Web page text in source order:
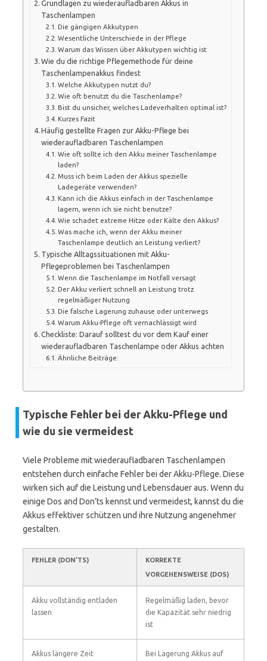
Grundlagen zu wiederaufladbaren Akkus in
Taschenlampen
Die gängigen Akkutypen
Wesentliche Unterschiede in der Pflege
Warum das Wissen über Akkutypen wichtig ist
Wie du die richtige Pflegemethode für deine
Taschenlampenakkus findest
Welche Akkutypen nutzt du?
Wie oft benutzt du die Taschenlampe?
Bist du unsicher, welches Ladeverhalten optimal ist?
Kurzes Fazit
Häufig gestellte Fragen zur Akku-Pflege bei
wiederaufladbaren Taschenlampen
Wie oft sollte ich den Akku meiner Taschenlampe
laden?
Muss ich beim Laden der Akkus spezielle
Ladegeräte verwenden?
Kann ich die Akkus einfach in der Taschenlampe
lagern, wenn ich sie nicht benutze?
Wie schadet extreme Hitze oder Kälte den Akkus?
Was mache ich, wenn der Akku meiner
Taschenlampe deutlich an Leistung verliert?
Typische Alltagssituationen mit Akku-
Pflegeproblemen bei Taschenlampen
Wenn die Taschenlampe im Notfall versagt
Der Akku verliert schnell an Leistung trotz
regelmäßiger Nutzung
Die falsche Lagerung zuhause oder unterwegs
Warum Akku-Pflege oft vernachlässigt wird
Checkliste: Darauf solltest du vor dem Kauf einer
wiederaufladbaren Taschenlampe oder Akkus achten
Ähnliche Beiträge:
Typische Fehler bei der Akku-Pflege und
wie du sie vermeidest
Viele Probleme mit wiederaufladbaren Taschenlampen
entstehen durch einfache Fehler bei der Akku-Pflege. Diese
wirken sich auf die Leistung und Lebensdauer aus. Wenn du
einige Dos and Don’ts kennst und vermeidest, kannst du die
Akkus effektiver schützen und ihre Nutzung angenehmer
gestalten.
FEHLER (DON’TS)
KORREKTE
VORGEHENSWEISE (DOS)
Akku vollständig entladen
lassen
Regelmäßig laden, bevor
die Kapazität sehr niedrig
ist
Akkus längere Zeit
Bei Lagerung Akkus auf